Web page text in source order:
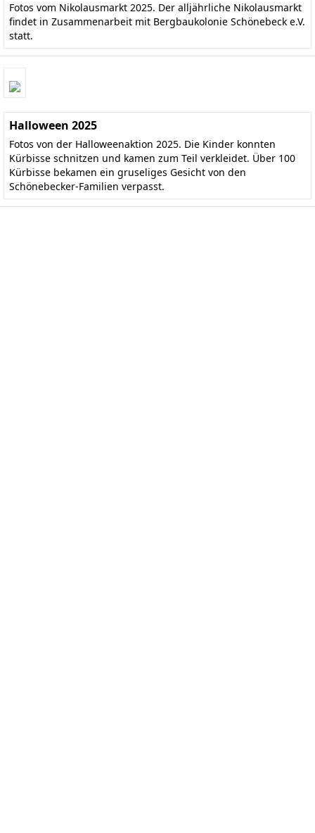
Fotos vom Nikolausmarkt 2025. Der alljährliche Nikolausmarkt
findet in Zusammenarbeit mit Bergbaukolonie Schönebeck e.V.
statt.
Halloween 2025
Fotos von der Halloweenaktion 2025. Die Kinder konnten
Kürbisse schnitzen und kamen zum Teil verkleidet. Über 100
Kürbisse bekamen ein gruseliges Gesicht von den
Schönebecker-Familien verpasst.